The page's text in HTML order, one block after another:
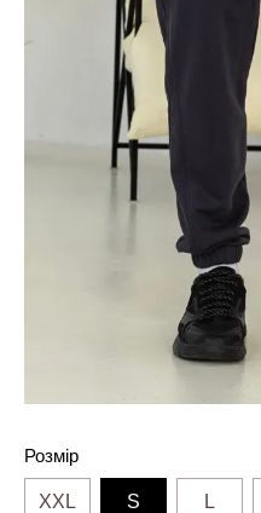
Розмір
XXL S L